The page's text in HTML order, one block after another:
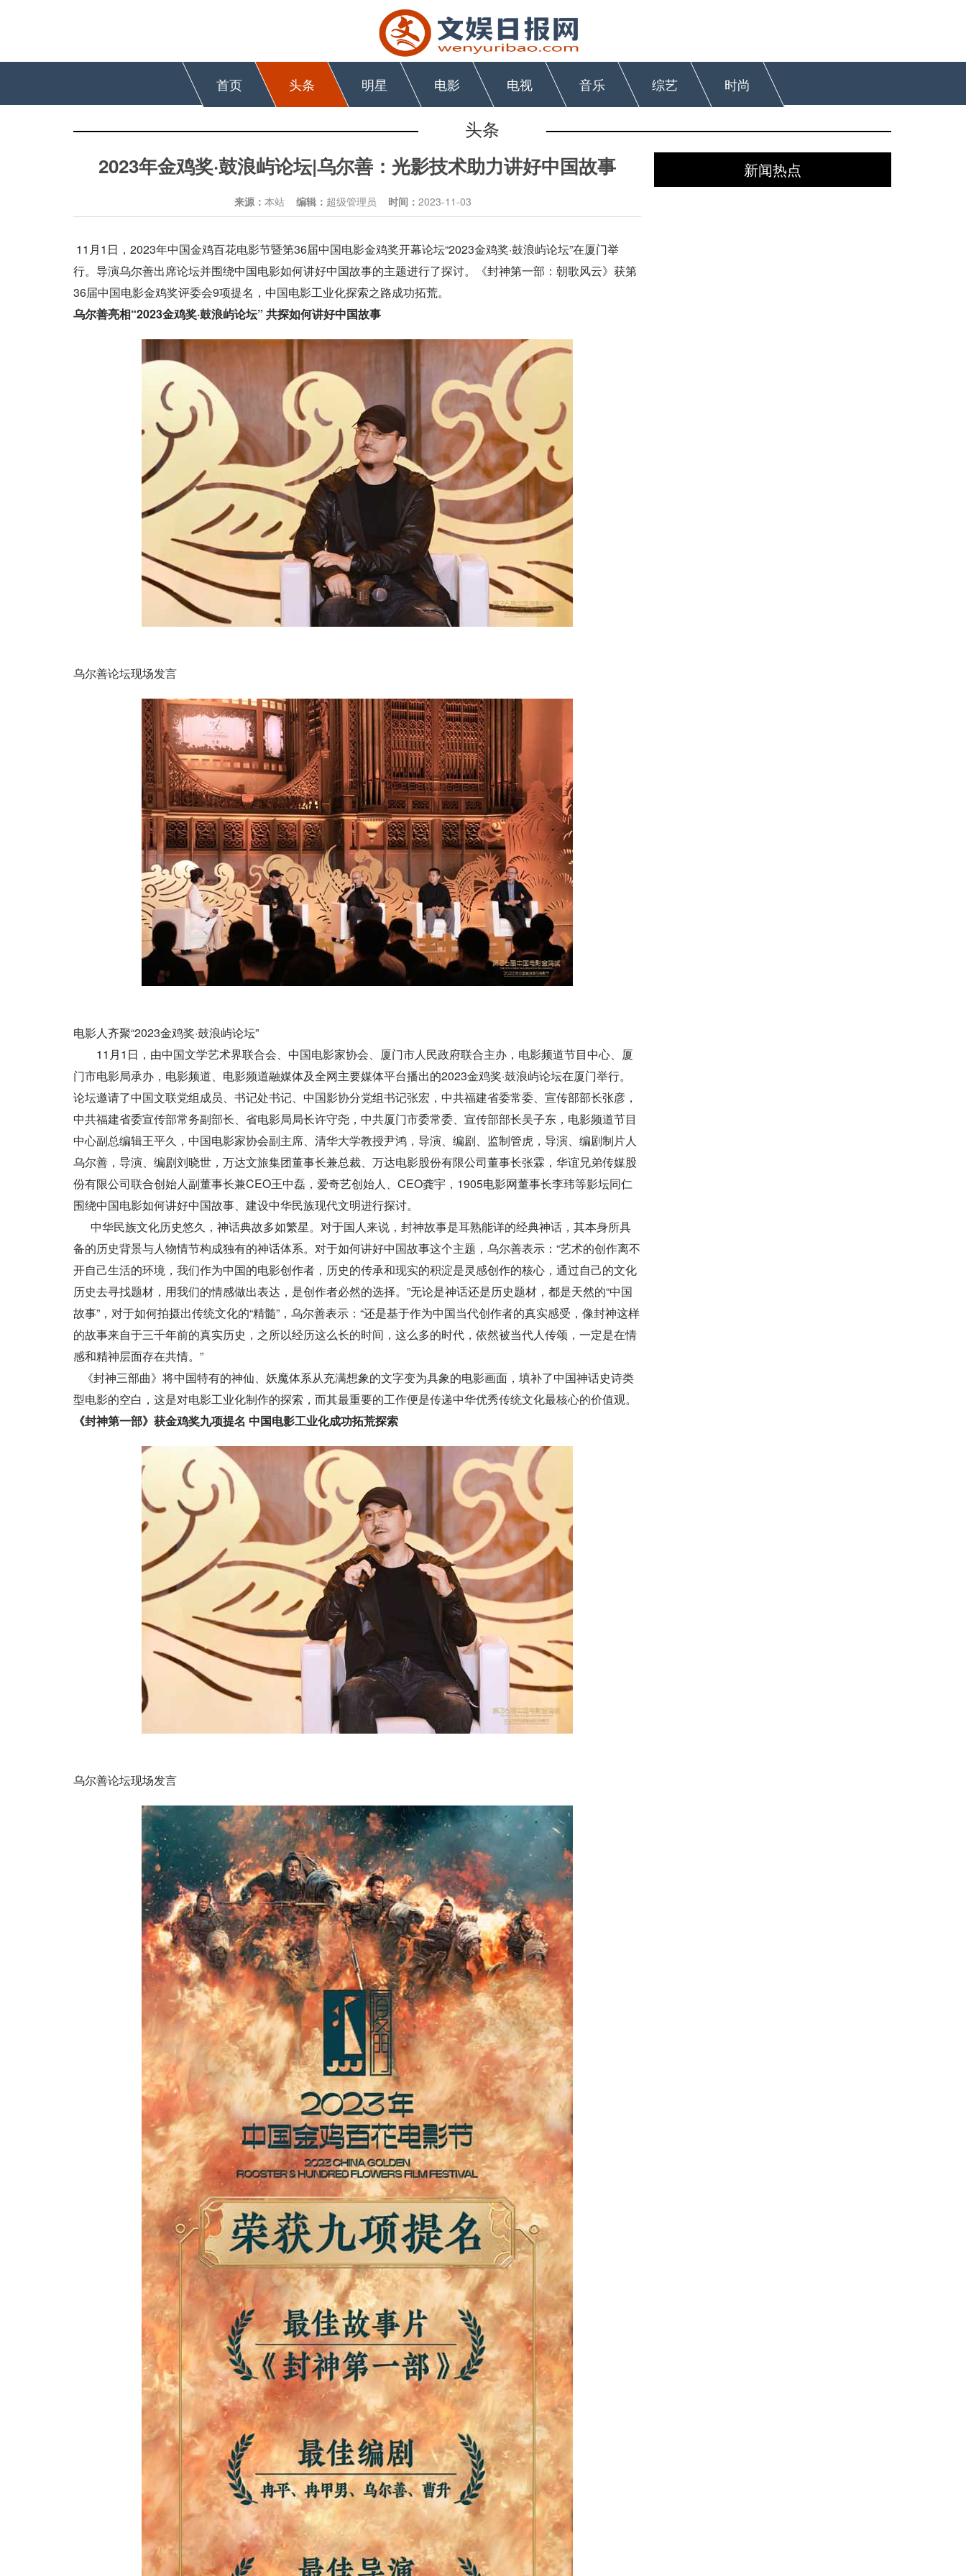
首页 头条 明星 电影 电视 音乐 综艺 时尚
头条
2023年金鸡奖·鼓浪屿论坛|乌尔善：光影技术助力讲好中国故事
来源： 本站 编辑： 超级管理员 时间： 2023-11-03
11月1日，2023年中国金鸡百花电影节暨第36届中国电影金鸡奖开幕论坛“2023金鸡奖·鼓浪屿论坛”在厦门举
行。导演乌尔善出席论坛并围绕中国电影如何讲好中国故事的主题进行了探讨。《封神第一部：朝歌风云》获第
36届中国电影金鸡奖评委会9项提名，中国电影工业化探索之路成功拓荒。
乌尔善亮相“2023金鸡奖·鼓浪屿论坛” 共探如何讲好中国故事
乌尔善论坛现场发言
电影人齐聚“2023金鸡奖·鼓浪屿论坛”
11月1日，由中国文学艺术界联合会、中国电影家协会、厦门市人民政府联合主办，电影频道节目中心、厦
门市电影局承办，电影频道、电影频道融媒体及全网主要媒体平台播出的2023金鸡奖·鼓浪屿论坛在厦门举行。
论坛邀请了中国文联党组成员、书记处书记、中国影协分党组书记张宏，中共福建省委常委、宣传部部长张彦，
中共福建省委宣传部常务副部长、省电影局局长许守尧，中共厦门市委常委、宣传部部长吴子东，电影频道节目
中心副总编辑王平久，中国电影家协会副主席、清华大学教授尹鸿，导演、编剧、监制管虎，导演、编剧制片人
乌尔善，导演、编剧刘晓世，万达文旅集团董事长兼总裁、万达电影股份有限公司董事长张霖，华谊兄弟传媒股
份有限公司联合创始人副董事长兼CEO王中磊，爱奇艺创始人、CEO龚宇，1905电影网董事长李玮等影坛同仁
围绕中国电影如何讲好中国故事、建设中华民族现代文明进行探讨。
中华民族文化历史悠久，神话典故多如繁星。对于国人来说，封神故事是耳熟能详的经典神话，其本身所具
备的历史背景与人物情节构成独有的神话体系。对于如何讲好中国故事这个主题，乌尔善表示：“艺术的创作离不
开自己生活的环境，我们作为中国的电影创作者，历史的传承和现实的积淀是灵感创作的核心，通过自己的文化
历史去寻找题材，用我们的情感做出表达，是创作者必然的选择。”无论是神话还是历史题材，都是天然的“中国
故事”，对于如何拍摄出传统文化的“精髓”，乌尔善表示：“还是基于作为中国当代创作者的真实感受，像封神这样
的故事来自于三千年前的真实历史，之所以经历这么长的时间，这么多的时代，依然被当代人传颂，一定是在情
感和精神层面存在共情。”
《封神三部曲》将中国特有的神仙、妖魔体系从充满想象的文字变为具象的电影画面，填补了中国神话史诗类
型电影的空白，这是对电影工业化制作的探索，而其最重要的工作便是传递中华优秀传统文化最核心的价值观。
《封神第一部》获金鸡奖九项提名 中国电影工业化成功拓荒探索
乌尔善论坛现场发言
新闻热点